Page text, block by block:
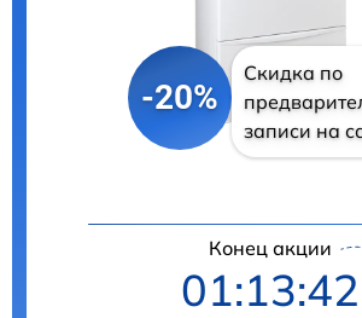
-20%
Скидка по
записи на
Конец акции
01:13:41